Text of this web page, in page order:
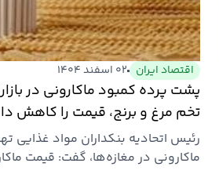
اقتصاد ایران ۰۲ اسفند ۱۴۰۴
پشت پرده کمبود ماکارونی در
تخم مرغ و برنج، قیمت را کاهش
رئیس اتحادیه بنکداران مواد غذایی
ماکارونی در مغازه‌ها، گفت: قیمت